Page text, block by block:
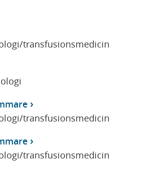
transfusionsmedicin
transfusionsmedicin
transfusionsmedicin